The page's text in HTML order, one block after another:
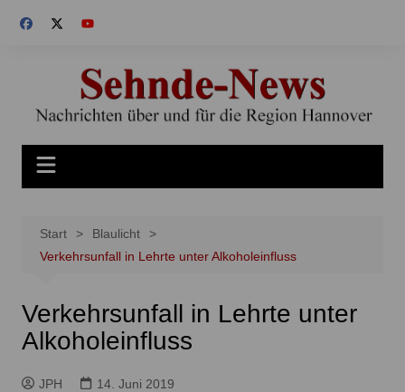
Inhalt
Start
Blaulicht
Verkehrsunfall in Lehrte unter Alkoholeinfluss
Verkehrsunfall in Lehrte unter
Alkoholeinfluss
JPH 14. Juni 2019